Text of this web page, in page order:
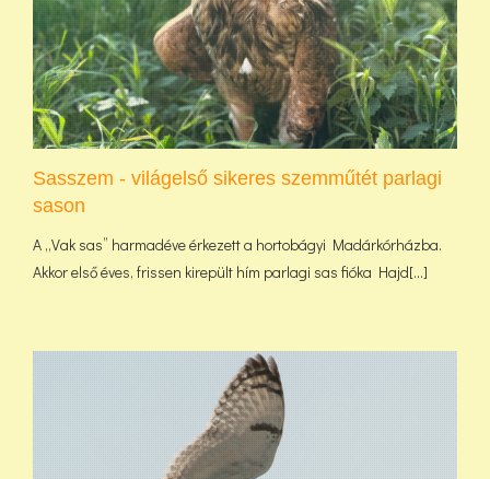
Sasszem - világelső sikeres szemműtét parlagi
sason
A „Vak sas” harmadéve érkezett a hortobágyi Madárkórházba.
Akkor első éves, frissen kirepült hím parlagi sas fióka Hajd[...]